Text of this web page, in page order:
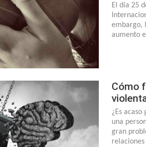
El día 25
embargo,
aumento
Cómo
¿Es
una
gran